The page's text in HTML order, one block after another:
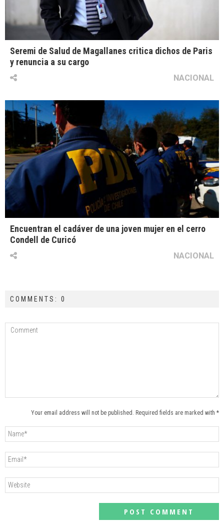
Seremi de Salud de Magallanes critica dichos de Paris
y renuncia a su cargo
NACIONAL
Encuentran el cadáver de una joven mujer en el cerro
Condell de Curicó
NACIONAL
COMMENTS: 0
Your email address will not be published. Required fields are marked with *